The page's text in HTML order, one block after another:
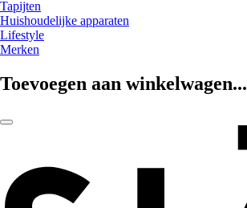
Tapijten
Huishoudelijke apparaten
Lifestyle
Merken
Toevoegen aan winkelwagen...